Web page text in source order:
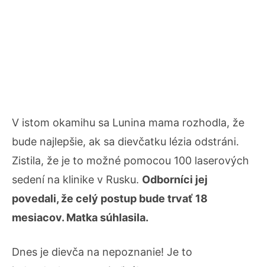
V istom okamihu sa Lunina mama rozhodla, že
bude najlepšie, ak sa dievčatku lézia odstráni.
Zistila, že je to možné pomocou 100 laserových
sedení na klinike v Rusku. Odborníci jej
povedali, že celý postup bude trvať 18
mesiacov. Matka súhlasila.
Dnes je dievča na nepoznanie! Je to